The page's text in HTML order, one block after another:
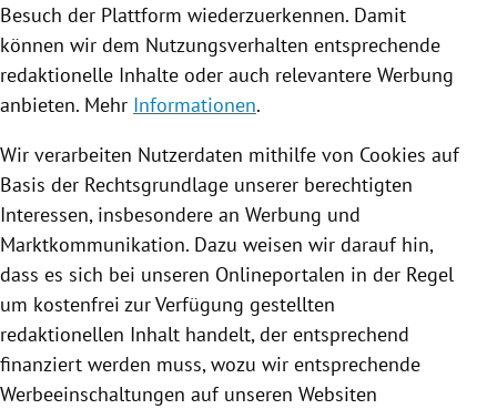
Besuch der Plattform wiederzuerkennen. Damit
können wir dem Nutzungsverhalten entsprechende
redaktionelle Inhalte oder auch relevantere Werbung
anbieten. Mehr Informationen.
Wir verarbeiten Nutzerdaten mithilfe von Cookies auf
Basis der Rechtsgrundlage unserer berechtigten
Interessen, insbesondere an Werbung und
Marktkommunikation. Dazu weisen wir darauf hin,
dass es sich bei unseren Onlineportalen in der Regel
um kostenfrei zur Verfügung gestellten
redaktionellen Inhalt handelt, der entsprechend
finanziert werden muss, wozu wir entsprechende
Werbeeinschaltungen auf unseren Websiten